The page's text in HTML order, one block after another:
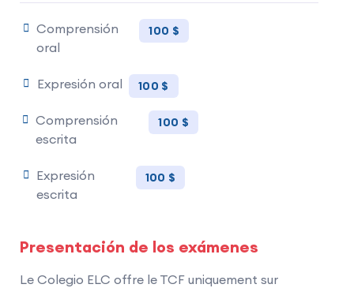
Comprensión
oral
100 $
Expresión oral 100 $
Comprensión
escrita
100 $
Expresión
escrita
100 $
Presentación de los exámenes
Le Colegio ELC offre le TCF uniquement sur